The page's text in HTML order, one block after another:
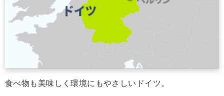
食べ物も美味しく環境にもやさしいドイツ。